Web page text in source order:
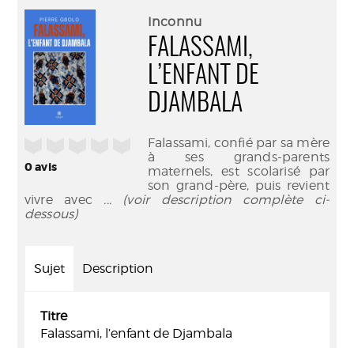
0avis
Inconnu
FALASSAMI,
L’ENFANT DE
DJAMBALA
Falassami, confié par sa mère
à ses grands-parents
maternels, est scolarisé par
son grand-père, puis revient
vivre avec ... (voir description complète ci-
dessous)
Sujet Description
Titre
Falassami, l’enfant de Djambala